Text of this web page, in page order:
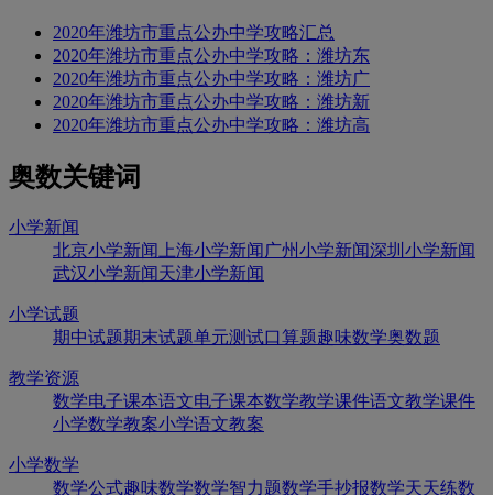
2020年潍坊市重点公办中学攻略汇总
2020年潍坊市重点公办中学攻略：潍坊东
2020年潍坊市重点公办中学攻略：潍坊广
2020年潍坊市重点公办中学攻略：潍坊新
2020年潍坊市重点公办中学攻略：潍坊高
奥数关键词
小学新闻
北京小学新闻
上海小学新闻 广州小学新闻深圳小学新闻
武汉小学新闻 天津小学新闻
小学试题
期中试题期末试题单元测试口算题趣味数学奥数题
教学资源
数学电子课本语文电子课本数学教学课件语文教学课件
小学数学教案小学语文教案
小学数学
数学公式趣味数学数学智力题数学手抄报数学天天练数